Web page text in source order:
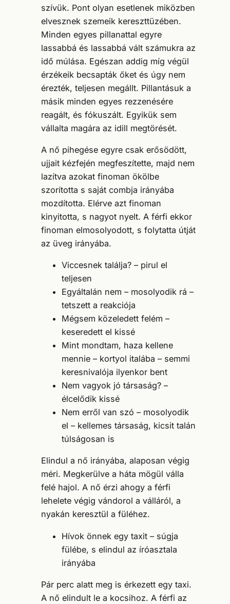
szívük. Pont olyan esetlenek miközben
elvesznek szemeik kereszttüzében.
Minden egyes pillanattal egyre
lassabbá és lassabbá vált számukra az
idő múlása. Egészan addig míg végül
érzékeik becsapták őket és úgy nem
érezték, teljesen megállt. Pillantásuk a
másik minden egyes rezzenésére
reagált, és fókuszált. Egyikük sem
vállalta magára az idill megtörését.
A nő pihegése egyre csak erősödött,
ujjait kézfején megfeszítette, majd nem
lazítva azokat finoman ökölbe
szorította s saját combja irányába
mozdította. Elérve azt finoman
kinyitotta, s nagyot nyelt. A férfi ekkor
finoman elmosolyodott, s folytatta útját
az üveg irányába.
Viccesnek találja? – pirul el
teljesen
Egyáltalán nem – mosolyodik rá –
tetszett a reakciója
Mégsem közeledett felém –
keseredett el kissé
Mint mondtam, haza kellene
mennie – kortyol italába – semmi
keresnivalója ilyenkor bent
Nem vagyok jó társaság? –
élcelődik kissé
Nem erről van szó – mosolyodik
el – kellemes társaság, kicsit talán
túlságosan is
Elindul a nő irányába, alaposan végig
méri. Megkerülve a háta mögül válla
felé hajol. A nő érzi ahogy a férfi
lehelete végig vándorol a válláról, a
nyakán keresztül a füléhez.
Hívok önnek egy taxit – súgja
fülébe, s elindul az íróasztala
irányába
Pár perc alatt meg is érkezett egy taxi.
A nő elindult le a kocsihoz. A férfi az